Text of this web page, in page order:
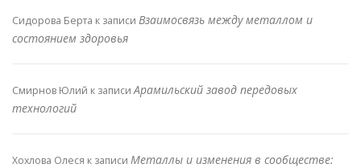
Сидорова Берта к записи Взаимосвязь между металлом и
состоянием здоровья
Смирнов Юлий к записиАрамильский завод передовых
технологий
Хохлова Олеся к записи Металлы и изменения в сообществе: